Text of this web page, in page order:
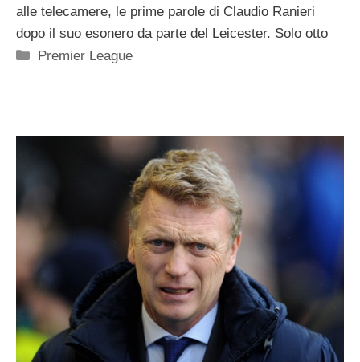
alle telecamere, le prime parole di Claudio Ranieri
dopo il suo esonero da parte del Leicester. Solo otto
Categorie
Premier League